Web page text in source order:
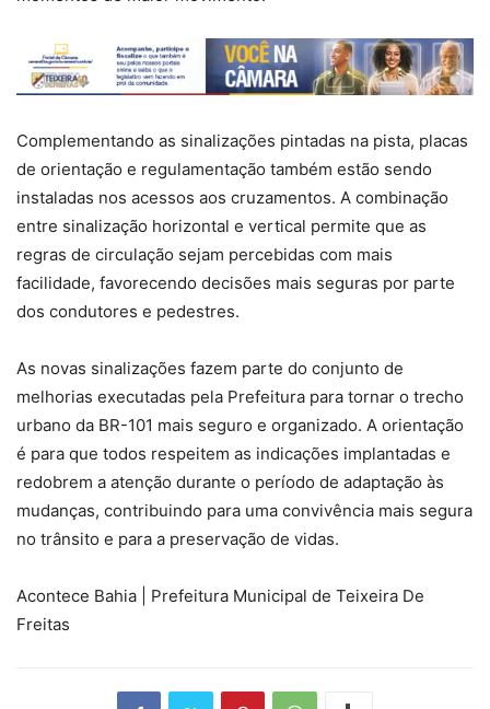
Complementando as sinalizações pintadas na pista, placas
de orientação e regulamentação também estão sendo
instaladas nos acessos aos cruzamentos. A combinação
entre sinalização horizontal e vertical permite que as
regras de circulação sejam percebidas com mais
facilidade, favorecendo decisões mais seguras por parte
dos condutores e pedestres.
As novas sinalizações fazem parte do conjunto de
melhorias executadas pela Prefeitura para tornar o trecho
urbano da BR-101 mais seguro e organizado. A orientação
é para que todos respeitem as indicações implantadas e
redobrem a atenção durante o período de adaptação às
mudanças, contribuindo para uma convivência mais segura
no trânsito e para a preservação de vidas.
Acontece Bahia | Prefeitura Municipal de Teixeira De
Freitas